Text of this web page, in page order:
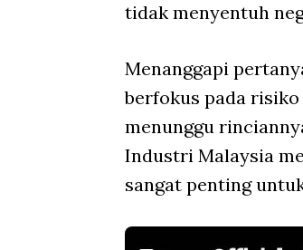
tidak menyentuh
Menanggapi
berfokus pada
menunggu
Industri Malaysia
sangat penting